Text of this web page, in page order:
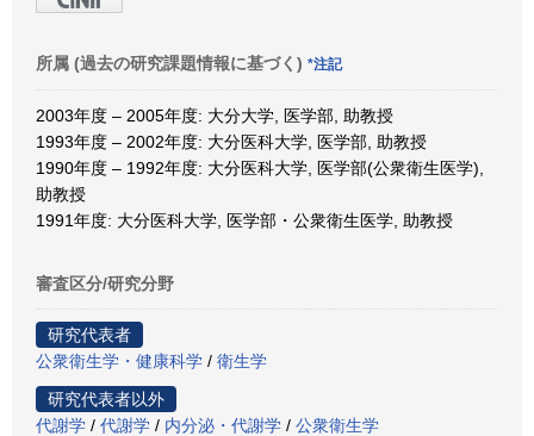
所属 (過去の研究課題情報に基づく) *注記
2003年度 – 2005年度: 大分大学, 医学部, 助教授
1993年度 – 2002年度: 大分医科大学, 医学部, 助教授
1990年度 – 1992年度: 大分医科大学, 医学部(公衆衛生医学),
助教授
1991年度: 大分医科大学, 医学部・公衆衛生医学, 助教授
審査区分/研究分野
研究代表者
公衆衛生学・健康科学 / 衛生学
研究代表者以外
代謝学 / 代謝学 / 内分泌・代謝学 / 公衆衛生学